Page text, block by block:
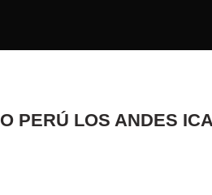
PERÚ LOS ANDES